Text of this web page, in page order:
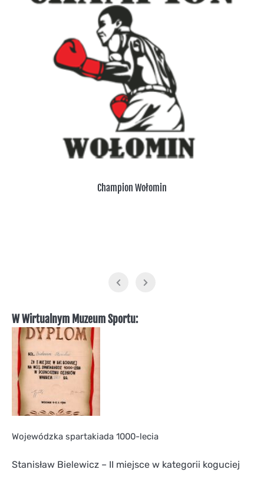
Champion Wołomin
W Wirtualnym Muzeum Sportu:
Wojewódzka spartakiada 1000-lecia
Stanisław Bielewicz – II miejsce w kategorii koguciej